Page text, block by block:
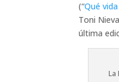
(“Qué
Toni
última
La